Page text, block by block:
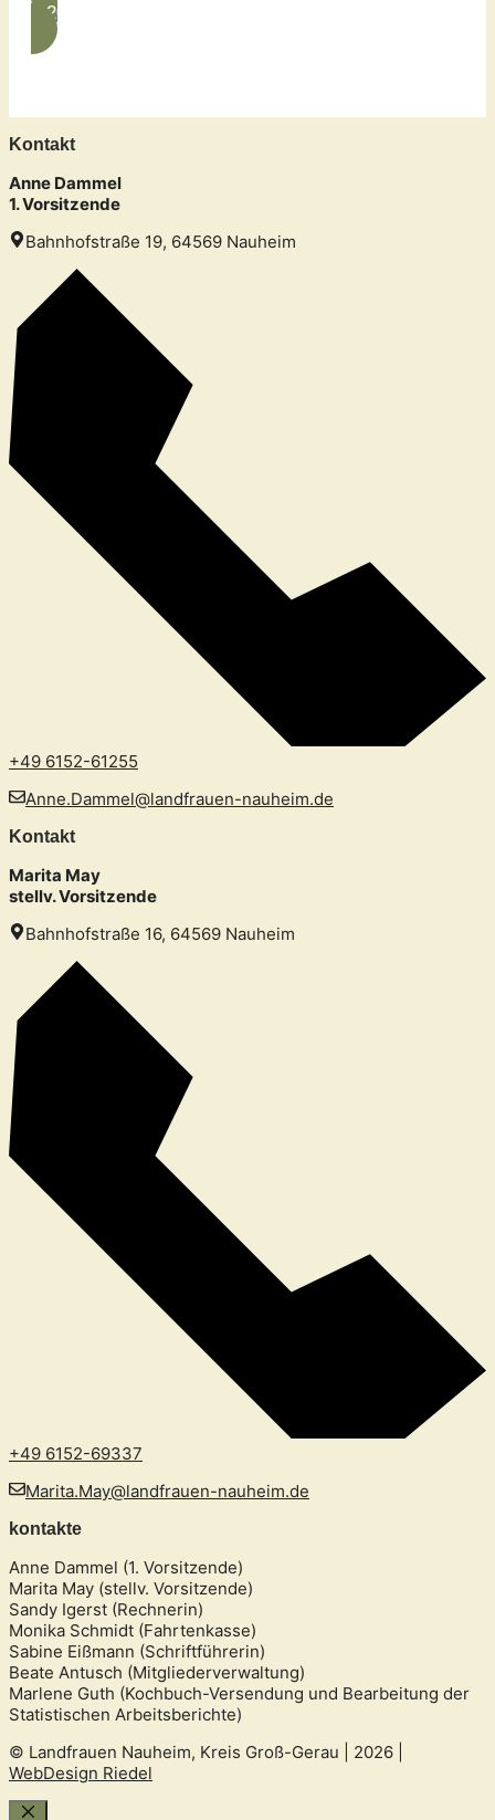
» 2026-er Berichte und Vorträge
Kontakt
Anne Dammel
1. Vorsitzende
Bahnhofstraße 19, 64569 Nauheim
+49 6152-61255
Anne.Dammel@landfrauen-nauheim.de
Kontakt
Marita May
stellv. Vorsitzende
Bahnhofstraße 16, 64569 Nauheim
+49 6152-69337
Marita.May@landfrauen-nauheim.de
kontakte
Anne Dammel (1. Vorsitzende)
Marita May (stellv. Vorsitzende)
Sandy Igerst (Rechnerin)
Monika Schmidt (Fahrtenkasse)
Sabine Eißmann (Schriftführerin)
Beate Antusch (Mitgliederverwaltung)
Marlene Guth (Kochbuch-Versendung und Bearbeitung der
Statistischen Arbeitsberichte)
© Landfrauen Nauheim, Kreis Groß-Gerau | 2026 |
WebDesign Riedel